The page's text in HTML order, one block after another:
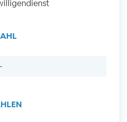
Engagieren